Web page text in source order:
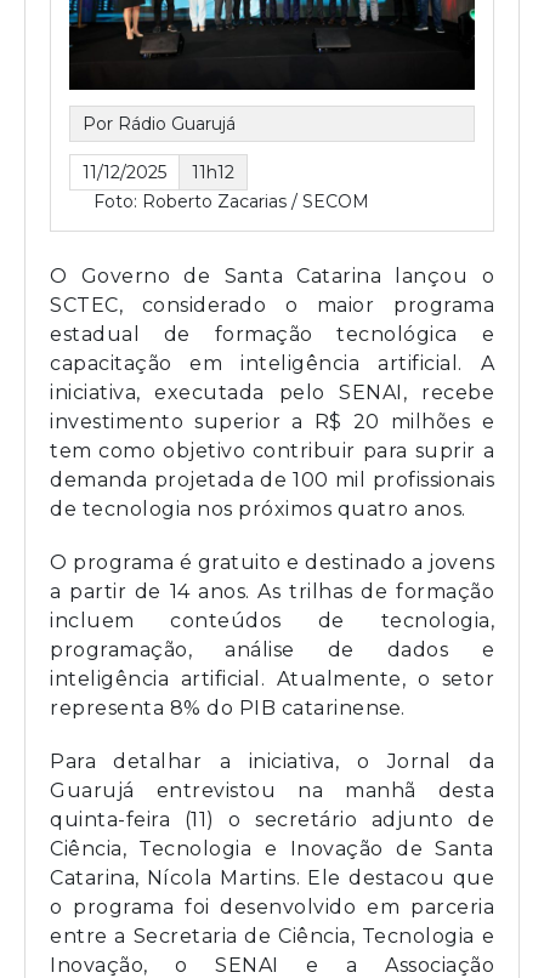
Por Rádio Guarujá
11/12/2025
11h12
Foto: Roberto Zacarias / SECOM
O Governo de Santa Catarina lançou o
SCTEC, considerado o maior programa
estadual de formação tecnológica e
capacitação em inteligência artificial. A
iniciativa, executada pelo SENAI, recebe
investimento superior a R$ 20 milhões e
tem como objetivo contribuir para suprir a
demanda projetada de 100 mil profissionais
de tecnologia nos próximos quatro anos.
O programa é gratuito e destinado a jovens
a partir de 14 anos. As trilhas de formação
incluem conteúdos de tecnologia,
programação, análise de dados e
inteligência artificial. Atualmente, o setor
representa 8% do PIB catarinense.
Para detalhar a iniciativa, o Jornal da
Guarujá entrevistou na manhã desta
quinta-feira (11) o secretário adjunto de
Ciência, Tecnologia e Inovação de Santa
Catarina, Nícola Martins. Ele destacou que
o programa foi desenvolvido em parceria
entre a Secretaria de Ciência, Tecnologia e
Inovação, o SENAI e a Associação